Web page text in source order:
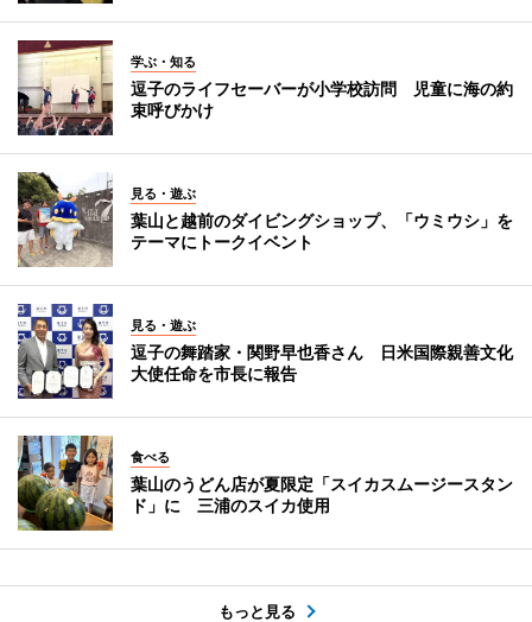
学ぶ・知る
逗子のライフセーバーが小学校訪問 児童に海の約
束呼びかけ
見る・遊ぶ
葉山と越前のダイビングショップ、「ウミウシ」を
テーマにトークイベント
見る・遊ぶ
逗子の舞踏家・関野早也香さん 日米国際親善文化
大使任命を市長に報告
食べる
葉山のうどん店が夏限定「スイカスムージースタン
ド」に 三浦のスイカ使用
もっと見る